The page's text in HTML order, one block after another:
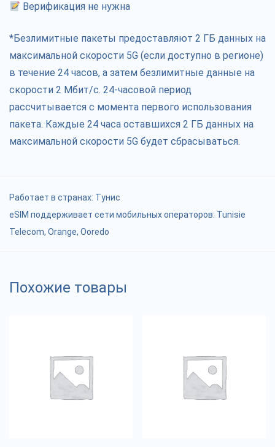
Верификация не нужна
*Безлимитные пакеты предоставляют 2 ГБ данных на
максимальной скорости 5G (если доступно в регионе)
в течение 24 часов, а затем безлимитные данные на
скорости 2 Мбит/с. 24-часовой период
рассчитывается с момента первого использования
пакета. Каждые 24 часа оставшихся 2 ГБ данных на
максимальной скорости 5G будет сбрасываться.
Работает в странах: Тунис
eSIM поддерживает сети мобильных операторов: Tunisie
Telecom, Orange, Ooredo
Похожие товары